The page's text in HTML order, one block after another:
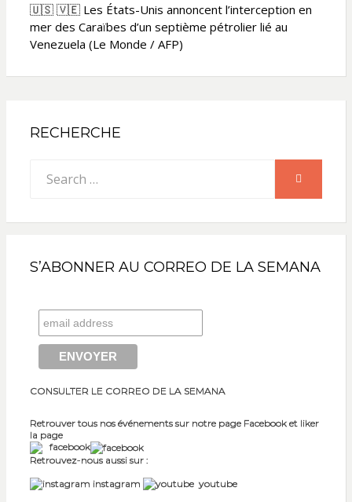
🇺🇸 🇻🇪 Les États-Unis annoncent l’interception en
mer des Caraïbes d’un septième pétrolier lié au
Venezuela (Le Monde / AFP)
RECHERCHE
for:
SEARCH
S’ABONNER AU CORREO DE LA SEMANA
CONSULTER LE CORREO DE LA SEMANA
Retrouver tous nos événements sur notre page Facebook et liker
la page
facebook
Retrouvez-nous aussi sur :
instagram
youtube